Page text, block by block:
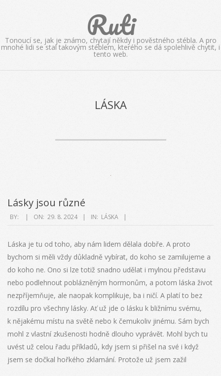
Ruti
Tonoucí se, jak je známo, chytají někdy i pověstného stébla. A pro
mnohé lidi se stal takovým stéblem, kterého se dá spolehlivě chytit, i
tento web.
LÁSKA
Lásky jsou různé
2024-
29
BY: ON: 29. 8. 2024 IN: LÁSKA
Láska je tu od toho, aby nám lidem dělala dobře. A proto
bychom si měli vždy důkladně vybírat, do koho se zamilujeme a
do koho ne. Ono si lze totiž snadno udělat i mylnou představu
nebo podlehnout poblázněným hormonům, a potom láska život
nezpříjemňuje, ale naopak komplikuje, ba i ničí. A platí to bez
rozdílu pro všechny lásky. Ať už jde o lásku k bližnímu svému,
k nějakému místu na světě nebo k čemukoliv jinému. Sám bych
mohl z vlastní zkušenosti hodně dlouho vyprávět. Mohl bych tu
uvést už celou řadu příkladů, kdy jsem si přišel na své i když
jsem se dočkal hořkého zklamání. Protože už jsem zažil